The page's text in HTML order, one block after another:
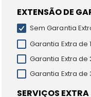
EXTENSÃO DE
Sem Garantia
Garantia Extra de
Garantia Extra de
Garantia Extra de
SERVIÇOS EXTRA